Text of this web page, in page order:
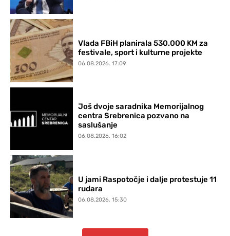
Vlada FBiH planirala 530.000 KM za
festivale, sport i kulturne projekte
06.08.2026. 17:09
Još dvoje saradnika Memorijalnog
centra Srebrenica pozvano na
saslušanje
06.08.2026. 16:02
U jami Raspotočje i dalje protestuje 11
rudara
06.08.2026. 15:30